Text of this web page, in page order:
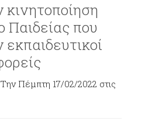
Παιδείας που
Την Πέμπτη 17/02/2022 στις